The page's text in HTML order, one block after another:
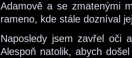
Adamově a se zmatenými
rameno, kde stále dozníval
Naposledy jsem zavřel oči
Alespoň natolik, abych